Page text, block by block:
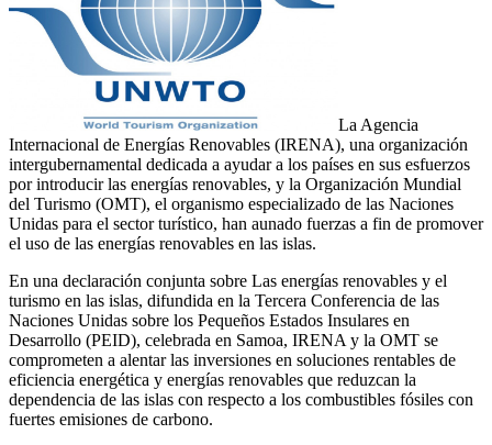
La Agencia
Internacional de Energías Renovables (IRENA), una organización
intergubernamental dedicada a ayudar a los países en sus esfuerzos
por introducir las energías renovables, y la Organización Mundial
del Turismo (OMT), el organismo especializado de las Naciones
Unidas para el sector turístico, han aunado fuerzas a fin de promover
el uso de las energías renovables en las islas.
En una declaración conjunta sobre Las energías renovables y el
turismo en las islas, difundida en la Tercera Conferencia de las
Naciones Unidas sobre los Pequeños Estados Insulares en
Desarrollo (PEID), celebrada en Samoa, IRENA y la OMT se
comprometen a alentar las inversiones en soluciones rentables de
eficiencia energética y energías renovables que reduzcan la
dependencia de las islas con respecto a los combustibles fósiles con
fuertes emisiones de carbono.